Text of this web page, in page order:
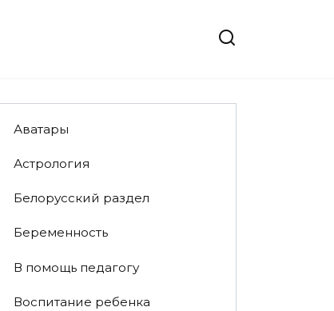
Аватары
Астрология
Белорусский раздел
Беременность
В помощь педагогу
Воспитание ребенка